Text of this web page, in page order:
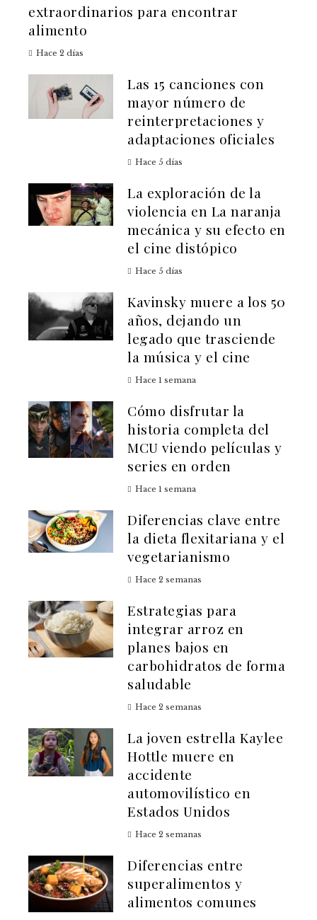
extraordinarios para encontrar
alimento
Hace 2 días
Las 15 canciones con
mayor número de
reinterpretaciones y
adaptaciones oficiales
Hace 5 días
La exploración de la
violencia en La naranja
mecánica y su efecto en
el cine distópico
Hace 5 días
Kavinsky muere a los 50
años, dejando un
legado que trasciende
la música y el cine
Hace 1 semana
Cómo disfrutar la
historia completa del
MCU viendo películas y
series en orden
Hace 1 semana
Diferencias clave entre
la dieta flexitariana y el
vegetarianismo
Hace 2 semanas
Estrategias para
integrar arroz en
planes bajos en
carbohidratos de forma
saludable
Hace 2 semanas
La joven estrella Kaylee
Hottle muere en
accidente
automovilístico en
Estados Unidos
Hace 2 semanas
Diferencias entre
superalimentos y
alimentos comunes